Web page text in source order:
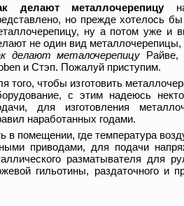
делают металлочерепицу
но прежде хотелось
ну а потом уже и
не один вид
делают металочерепицу Райве,
и Стэп. Пожалуй приступим.
того, чтобы изготовить
с этим надеюсь
для изготовления
наработанных годами.
в помещении, где температура
приводами, для подачи
разматывателя для
гильотины, раздаточного и